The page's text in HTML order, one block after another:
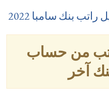
بنك سامبا 2022
من حساب
آخر